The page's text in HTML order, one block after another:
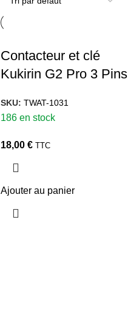
Contacteur et clé
Kukirin G2 Pro 3 Pins
SKU: TWAT-1031
186 en stock
18,00 € TTC
Ajouter au panier